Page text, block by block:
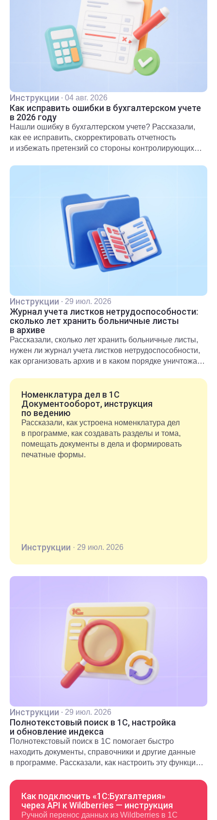
Инструкции · 04 авг. 2026
Как исправить ошибки в бухгалтерском учете
в 2026 году
Нашли ошибку в бухгалтерском учете? Рассказали,
как ее исправить, скорректировать отчетность
и избежать претензий со стороны контролирующих
Инструкции · 29 июл. 2026
Журнал учета листков нетрудоспособности:
сколько лет хранить больничные листы
в архиве
Рассказали, сколько лет хранить больничные листы,
нужен ли журнал учета листков нетрудоспособности,
как организовать архив и в каком порядке уничтожать
Номенклатура дел в 1С
Документооборот, инструкция
по ведению
Рассказали, как устроена номенклатура дел
в программе, как создавать разделы и тома,
помещать документы в дела и формировать
печатные формы.
Инструкции · 29 июл. 2026
Инструкции · 29 июл. 2026
Полнотекстовый поиск в 1С, настройка
и обновление индекса
Полнотекстовый поиск в 1С помогает быстро
находить документы, справочники и другие данные
в программе. Рассказали, как настроить эту функцию
Как подключить «1С:Бухгалтерия»
через API к Wildberries — инструкция
Ручной перенос данных из Wildberries в 1С